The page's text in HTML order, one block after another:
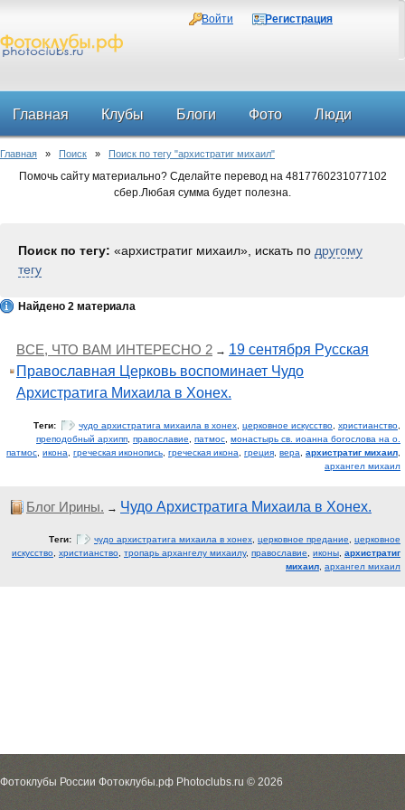
Войти Регистрация
Главная Клубы Блоги Фото Люди
Форум
Главная » Поиск » Поиск по тегу "архистратиг михаил"
Помочь сайту материально? Сделайте перевод на 4817760231077102
сбер.Любая сумма будет полезна.
Поиск по тегу: «архистратиг михаил», искать по другому
тегу
Найдено 2 материала
ВСЕ, ЧТО ВАМ ИНТЕРЕСНО 2 → 19 сентября Русская
Православная Церковь воспоминает Чудо
Архистратига Михаила в Хонех.
Теги: чудо архистратига михаила в хонех церковное искусство христианство
преподобный архипп православие патмос монастырь св. иоанна богослова на о.
патмос икона греческая иконопись греческая икона греция вера архистратиг михаил
архангел михаил
Блог Ирины. → Чудо Архистратига Михаила в Хонех.
Теги: чудо архистратига михаила в хонех церковное предание
церковное
искусство христианство тропарь архангелу михаилу, православие иконы архистратиг
михаил архангел михаил
Фотоклубы России Фотоклубы.рф Photoclubs.ru © 2026